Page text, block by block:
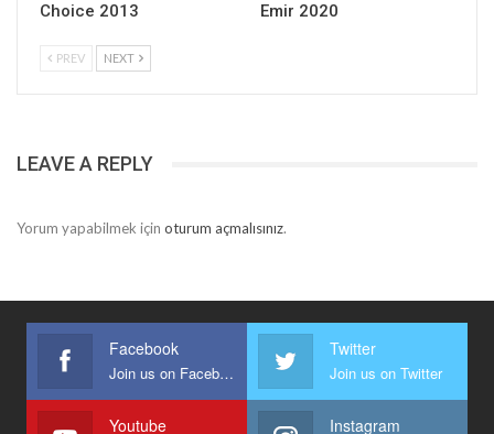
Choice 2013
Emir 2020
PREV NEXT
LEAVE A REPLY
Yorum yapabilmek için oturum açmalısınız.
Facebook
Join us on Facebook
Twitter
Join us on Twitter
Youtube Instagram